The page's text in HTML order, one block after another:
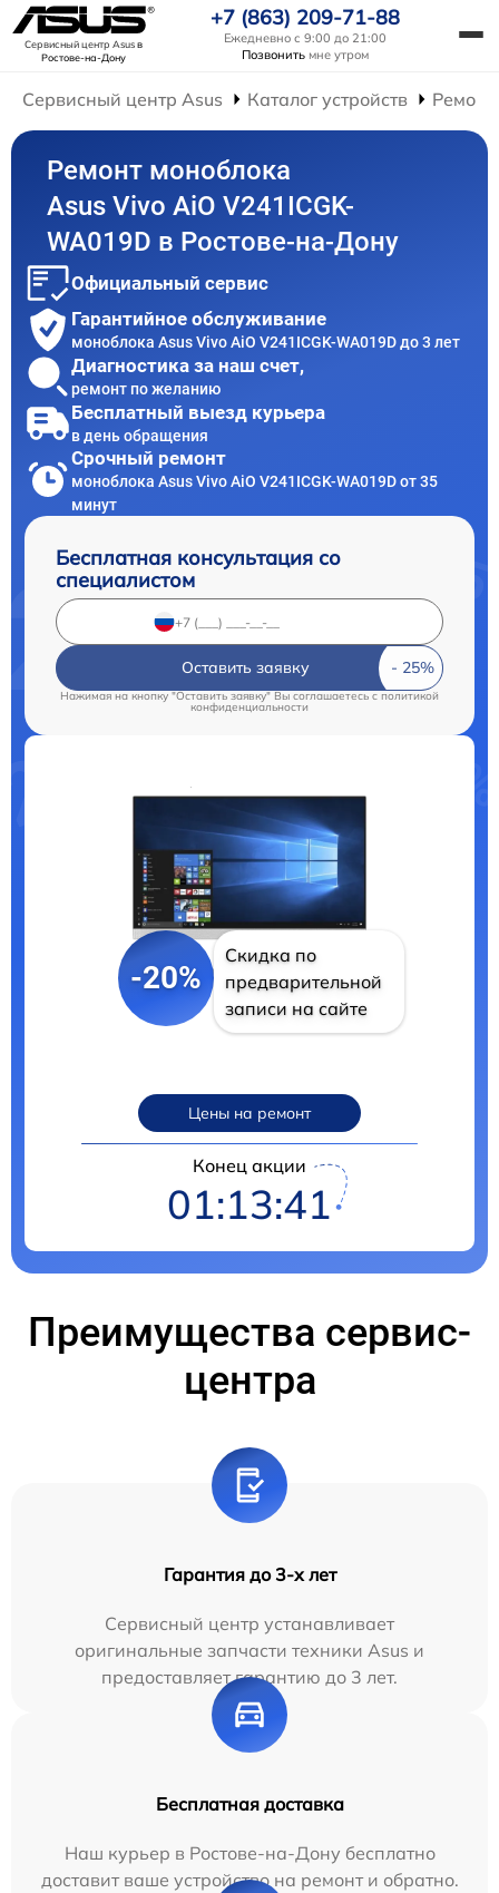
Сервисный центр Asusв
Ростове-на-Дону
+7 (863) 209-71-88
Ежедневно с 9:00 до 21:00
Позвонить мне утром
Сервисный центр Asus Каталог устройств
Ремонт моноблока
Asus Vivo AiO V241ICGK-
WA019D в Ростове-на-Дону
Официальный сервис
Гарантийное обслуживание
моноблока Asus Vivo AiO V241ICGK-WA019D до 3 лет
Диагностика за наш счет,
ремонт по желанию
Бесплатный выезд курьера
в день обращения
Срочный ремонт
моноблока Asus Vivo AiO V241ICGK-WA019D от 35
минут
Бесплатная консультация со
специалистом
Оставить заявку
Нажимая на кнопку "Оставить заявку" Вы соглашаетесь c политикой
конфиденциальности
-20%
Скидка по
предварительной
записи на сайте
Цены на ремонт
Конец акции
01:13:40
Преимущества сервис-
центра
Гарантия до 3-х лет
Сервисный центр устанавливает
оригинальные запчасти техники Asus и
предоставляет гарантию до 3 лет.
Бесплатная доставка
Наш курьер в Ростове-на-Дону бесплатно
доставит ваше устройство на ремонт и обратно.